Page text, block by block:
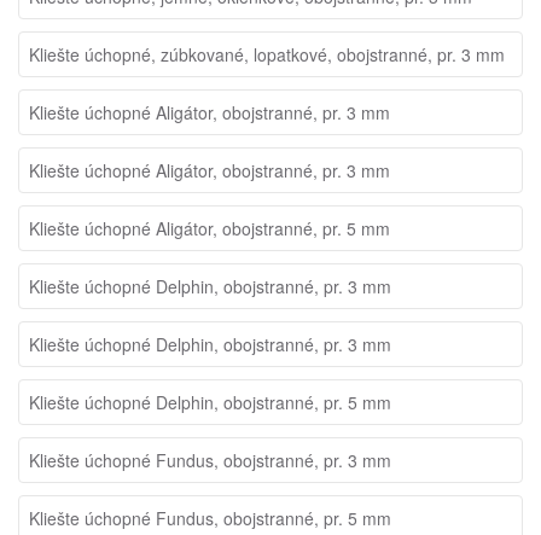
Kliešte úchopné, zúbkované, lopatkové, obojstranné, pr. 3 mm
Kliešte úchopné Aligátor, obojstranné, pr. 3 mm
Kliešte úchopné Aligátor, obojstranné, pr. 3 mm
Kliešte úchopné Aligátor, obojstranné, pr. 5 mm
Kliešte úchopné Delphin, obojstranné, pr. 3 mm
Kliešte úchopné Delphin, obojstranné, pr. 3 mm
Kliešte úchopné Delphin, obojstranné, pr. 5 mm
Kliešte úchopné Fundus, obojstranné, pr. 3 mm
Kliešte úchopné Fundus, obojstranné, pr. 5 mm